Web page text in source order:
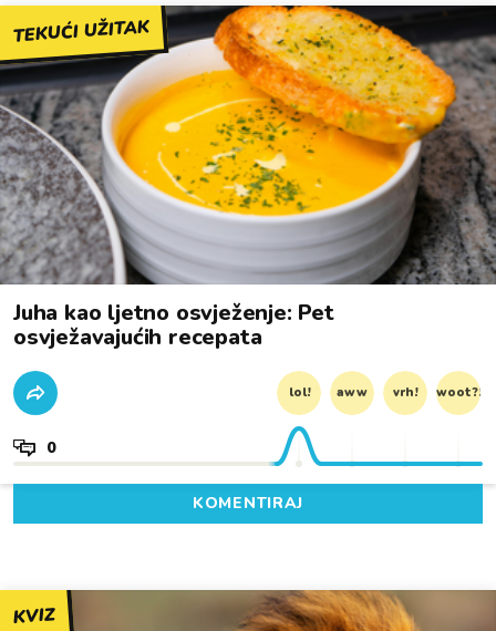
TEKUĆI UŽITAK
Juha kao ljetno osvježenje: Pet
osvježavajućih recepata
lol! aww vrh! woot?!
0
KOMENTIRAJ
KVIZ